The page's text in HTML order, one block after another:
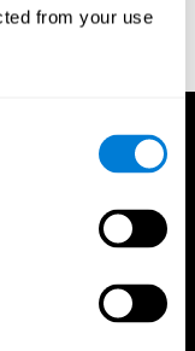
from your use
5 (1), 41–50.